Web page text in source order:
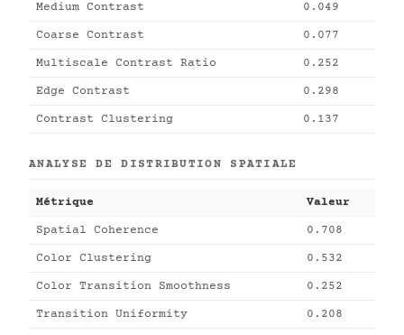
Medium Contrast 0.049
Coarse Contrast 0.077
Multiscale Contrast Ratio 0.252
Edge Contrast 0.298
Contrast Clustering 0.137
ANALYSE DE DISTRIBUTION SPATIALE
Métrique Valeur
Spatial Coherence 0.708
Color Clustering 0.532
Color Transition Smoothness 0.252
Transition Uniformity 0.208